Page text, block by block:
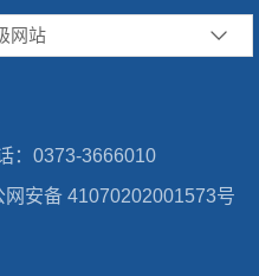
网站
：0373-3666010
网安备 41070202001573号